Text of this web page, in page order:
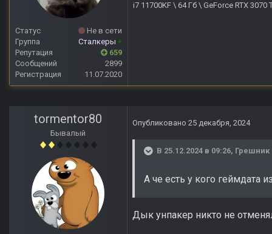
Статус
Не в сети
Группа
Сталкеры +
Репутация
659
Сообщений
2899
Регистрация
11.07.2020
i7 11700KF \ 64 Гб \ GeForce RTX
tormentor80
Бывалый
Опубликовано 25 декабря, 2024
В 25.12.2024 в 09:26, Грешник
А че есть у кого геймдата
Дык унпакер никто не